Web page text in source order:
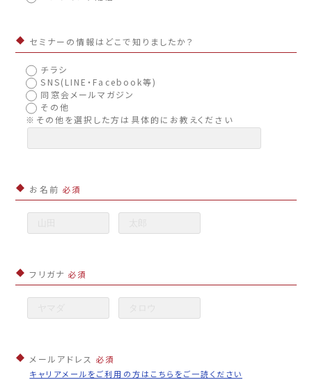
セミナーの情報はどこで知りましたか？
チラシ
SNS(LINE・Facebook等)
同窓会メールマガジン
その他
※その他を選択した方は具体的にお教えください
お名前 必須
フリガナ 必須
メールアドレス 必須
キャリアメールをご利用の方はこちらをご一読ください